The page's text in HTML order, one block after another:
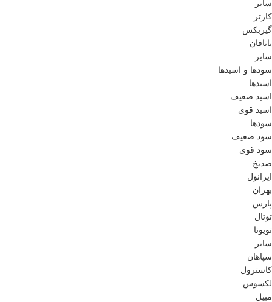
سایر
کارتر
گیربکس
یاتاقان
سایر
سودها و اسیدها
اسید‌ها
اسید ضعیف
اسید قوی
سود‌ها
سود ضعیف
سود قوی
ضدیخ
ایرانول
بهران
پارس
توتال
تویوتا
سایر
سپاهان
کاسترول
لکسوس
مبیل